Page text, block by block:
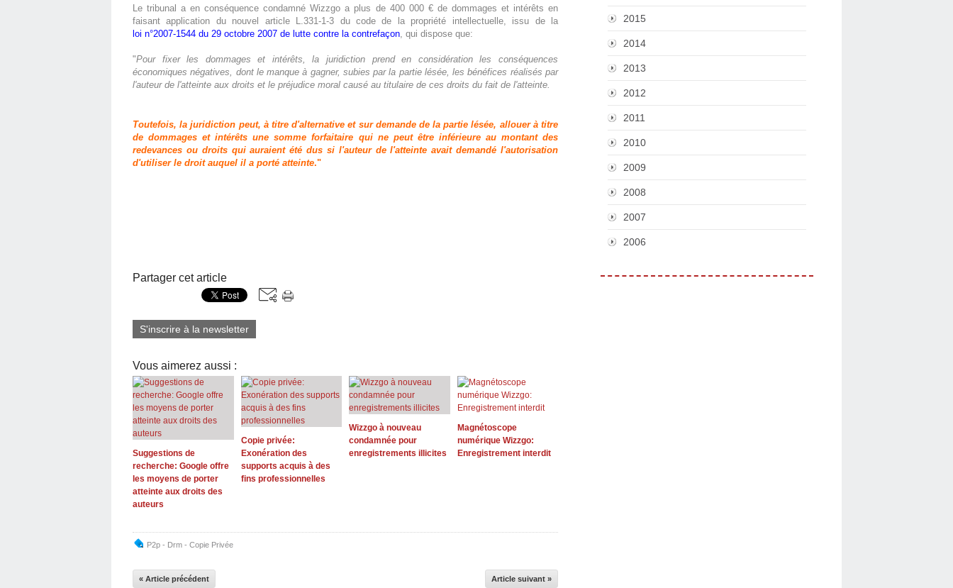
Le tribunal a en conséquence condamné Wizzgo a plus de 400 000 € de dommages et intérêts en
faisant application du nouvel article L.331-1-3 du code de la propriété intellectuelle, issu de la
loi n°2007-1544 du 29 octobre 2007 de lutte contre la contrefaçon, qui dispose que:
"Pour fixer les dommages et intérêts, la juridiction prend en considération les conséquences
économiques négatives, dont le manque à gagner, subies par la partie lésée, les bénéfices réalisés par
l'auteur de l'atteinte aux droits et le préjudice moral causé au titulaire de ces droits du fait de l'atteinte.
Toutefois, la juridiction peut, à titre d'alternative et sur demande de la partie lésée, allouer à titre
de dommages et intérêts une somme forfaitaire qui ne peut être inférieure au montant des
redevances ou droits qui auraient été dus si l'auteur de l'atteinte avait demandé l'autorisation
d'utiliser le droit auquel il a porté atteinte."
Partager cet article
S'inscrire à la newsletter
Vous aimerez aussi :
Suggestions de
recherche: Google offre
les moyens de porter
atteinte aux droits des
auteurs
Copie privée:
Exonération des
supports acquis à des
fins professionnelles
Wizzgo à nouveau
condamnée pour
enregistrements illicites
Magnétoscope
numérique Wizzgo:
Enregistrement interdit
P2p - Drm - Copie Privée
« Article précédent Article suivant »
2015
2014
2013
2012
2011
2010
2009
2008
2007
2006